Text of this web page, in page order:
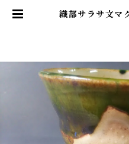
織部サラサ文マ